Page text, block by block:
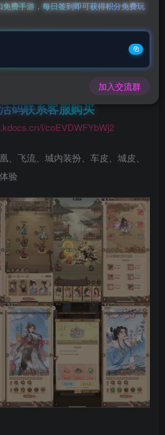
立即购买
登录！建议登陆后购买，可保存购买订单
微信客服GMSY997
长.充值福利注意注册新账号
码联系客服购买
l/coEVDWFYbWj2
、飞流、城内装扮、车皮、城皮、
验
费手游，每日签到即可获得积分免费玩
加入交流群